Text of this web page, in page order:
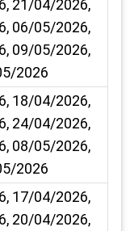
21/04/2026,
06/05/2026,
09/05/2026,
2026
18/04/2026,
24/04/2026,
08/05/2026,
2026
17/04/2026,
20/04/2026,